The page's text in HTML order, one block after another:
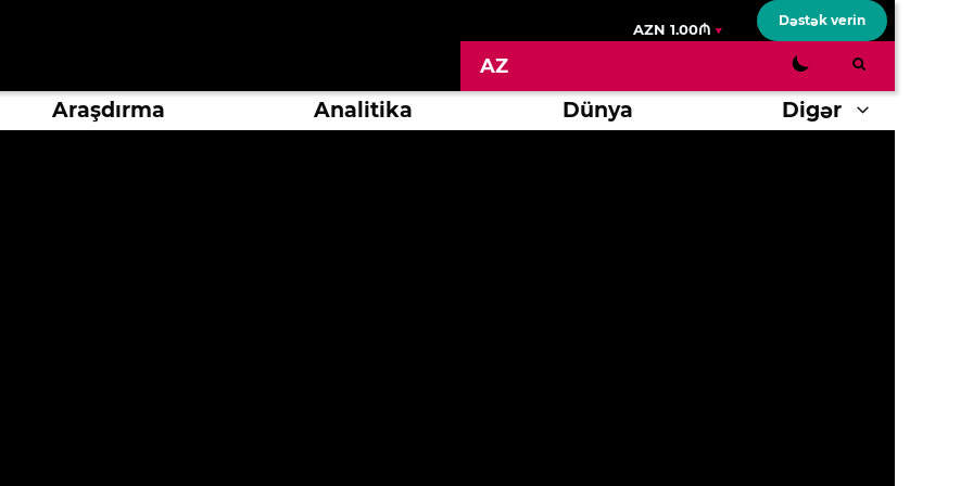
AZN 1.00₼
Dəstək verin
AZ
Araşdırma Analitika Dünya Digər